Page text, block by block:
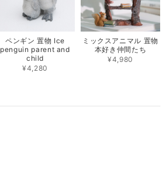
ペンギン 置物 Ice
penguin parent and
child
¥4,280
ミックスアニマル 置物
本好き仲間たち
¥4,980